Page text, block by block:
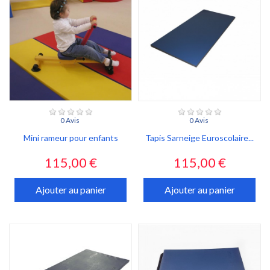
0 Avis
Mini rameur pour enfants
Prix
115,00 €
Ajouter au panier
0 Avis
Tapis Sarneige Euroscolaire...
Prix
115,00 €
Ajouter au panier